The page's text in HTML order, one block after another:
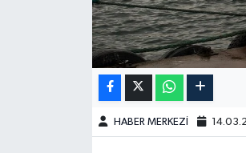
HABER MERKEZİ